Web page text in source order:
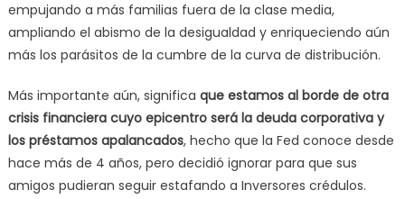
empujando a más familias fuera de la clase media,
ampliando el abismo de la desigualdad y enriqueciendo aún
más los parásitos de la cumbre de la curva de distribución.
Más importante aún, significa que estamos al borde de otra
crisis financiera cuyo epicentro será la deuda corporativa y
los préstamos apalancados, hecho que la Fed conoce desde
hace más de 4 años, pero decidió ignorar para que sus
amigos pudieran seguir estafando a Inversores crédulos.